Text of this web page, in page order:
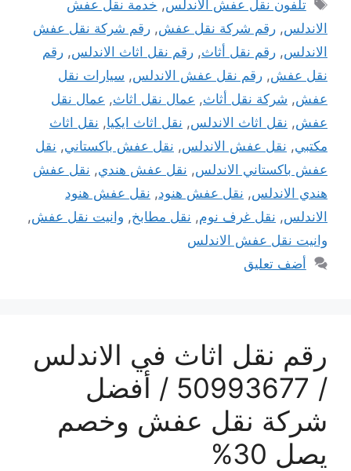
تلفون نقل عفش الاندلس, خدمة نقل عفش
الاندلس, رقم شركة نقل عفش, رقم شركة نقل عفش
الاندلس, رقم نقل أثاث, رقم نقل اثاث الاندلس, رقم
نقل عفش, رقم نقل عفش الاندلس, سيارات نقل
عفش, شركة نقل أثاث, عمال نقل اثاث, عمال نقل
عفش, نقل اثاث الاندلس, نقل اثاث ايكيا, نقل اثاث
مكتبي, نقل عفش الاندلس, نقل عفش باكستاني, نقل
عفش باكستاني الاندلس, نقل عفش هندي, نقل عفش
هندي الاندلس, نقل عفش هنود, نقل عفش هنود
الاندلس, نقل غرف نوم, نقل مطابخ, وانيت نقل عفش,
وانيت نقل عفش الاندلس
أضف تعليق
رقم نقل اثاث في الاندلس
/ 50993677 / أفضل
شركة نقل عفش وخصم
يصل 30%